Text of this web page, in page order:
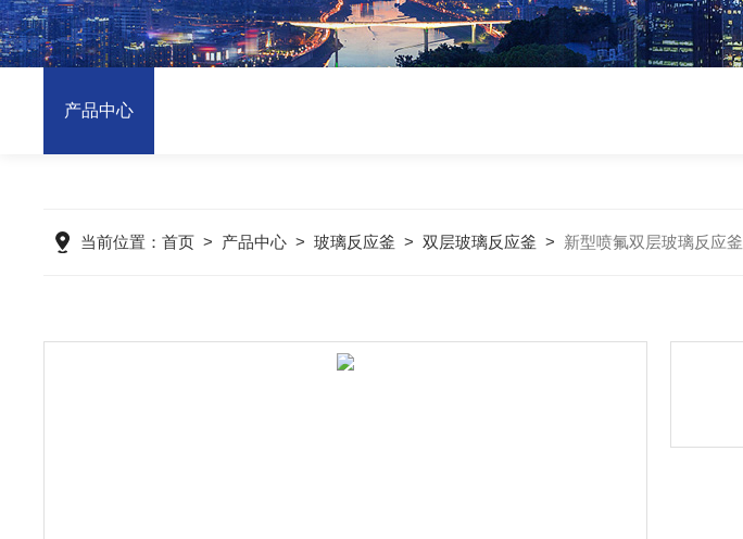
产品中心
当前位置：首页 > 产品中心 >玻璃反应釜 >双层玻璃反应釜 > 新型喷氟双层玻璃反应釜